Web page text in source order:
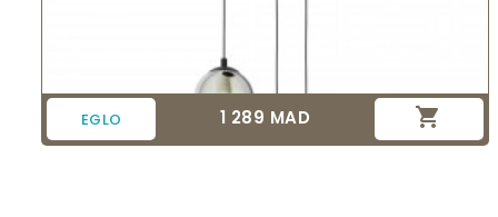
EGLO Prix
1 289 MAD 